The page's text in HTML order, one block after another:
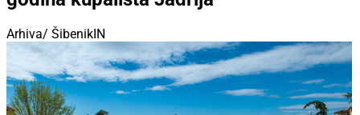
Arhiva/ ŠibenikIN